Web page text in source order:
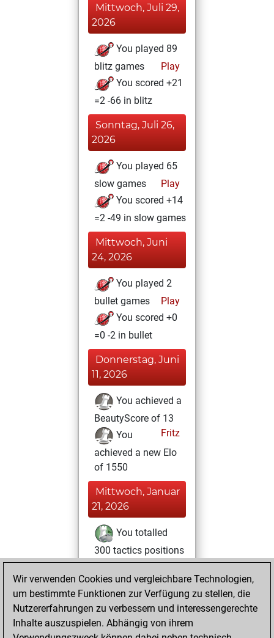
Mittwoch, Juli 29,
2026
You played 89
blitz games
Play
You scored +21
=2 -66 in blitz
Sonntag, Juli 26,
2026
You played 65
slow games
Play
You scored +14
=2 -49 in slow games
Mittwoch, Juni
24, 2026
You played 2
bullet games
Play
You scored +0
=0 -2 in bullet
Donnerstag, Juni
11, 2026
You achieved a
BeautyScore of 13
Fritz
You
achieved a new Elo
of 1550
Mittwoch, Januar
21, 2026
You totalled
300 tactics positions
Tactics
solved 178 tactics
positions
an Elo of 2010 in
Wir verwenden Cookies und vergleichbare Technologien,
um bestimmte Funktionen zur Verfügung zu stellen, die
Nutzererfahrungen zu verbessern und interessengerechte
Inhalte auszuspielen. Abhängig von ihrem